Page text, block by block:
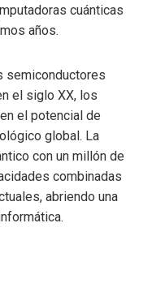
cuánticas
años.
semiconductores
el siglo XX, los
el potencial de
global. La
con un millón de
combinadas
abriendo una